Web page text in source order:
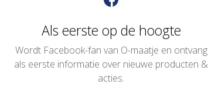
Als eerste op de hoogte
Wordt Facebook-fan van O-maatje en ontvang
als eerste informatie over nieuwe producten &
acties.